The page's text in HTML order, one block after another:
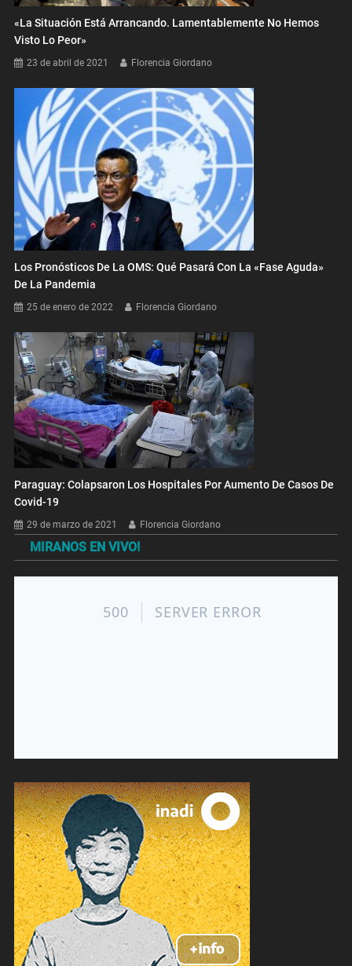
«La Situación Está Arrancando. Lamentablemente No Hemos
Visto Lo Peor»
23 de abril de 2021 Florencia Giordano
Los Pronósticos De La OMS: Qué Pasará Con La «fase Aguda»
De La Pandemia
25 de enero de 2022 Florencia Giordano
Paraguay: Colapsaron Los Hospitales Por Aumento De Casos De
Covid-19
29 de marzo de 2021 Florencia Giordano
MIRANOS EN VIVO!